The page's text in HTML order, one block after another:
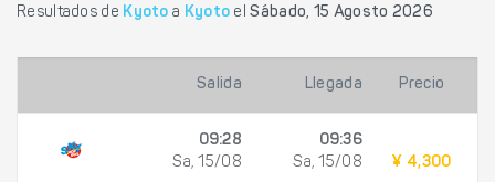
Resultados de Kyoto a Kyoto elSábado, 15 Agosto 2026
Salida Llegada Precio
09:28
Sa, 15/08
09:36
Sa, 15/08
¥ 4,300